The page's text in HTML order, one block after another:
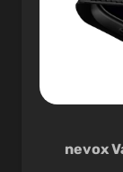
nevox